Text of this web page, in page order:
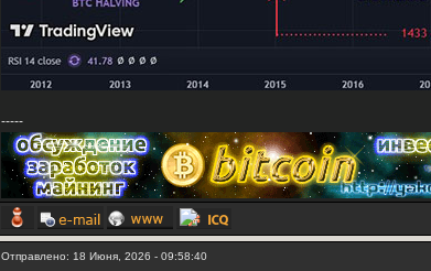
-----
Отправлено: 18 Июня, 2026 - 09:58:40